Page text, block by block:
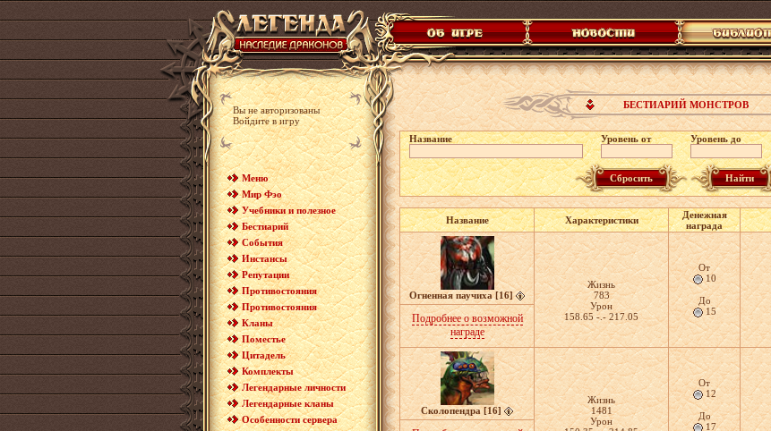
Вы не авторизованы
Войдите в игру
Меню
Мир Фэо
Учебники и полезное
Бестиарий
События
Инстансы
Репутации
Противостояния
Противостояния
Кланы
Поместье
Цитадель
Комплекты
Легендарные личности
Легендарные кланы
Особенности сервера
БЕСТИАРИЙ МОНСТРОВ
Название Уровень от Уровень до
Название Характеристики
Денежная
награда
Огненная паучиха [16]
Жизнь
783
Урон
158.65 -.- 217.05
От
10
До
15
Подробнее о возможной
награде
Сколопендра [16]
Жизнь
1481
Урон
От
12
До
17